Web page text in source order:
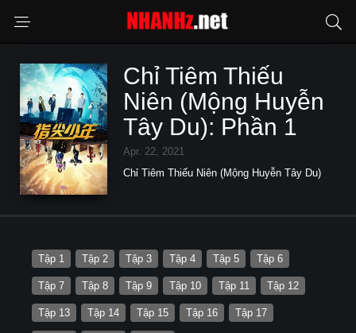
Chỉ Tiêm Thiếu
Niên (Mộng Huyễn
Tây Du): Phần 1
Apr. 22, 2021
Chỉ Tiêm Thiếu Niên (Mộng Huyễn Tây Du)
Tập 1 Tập 2 Tập 3 Tập 4 Tập 5 Tập 6
Tập 7 Tập 8 Tập 9 Tập 10 Tập 11 Tập 12
Tập 13 Tập 14 Tập 15 Tập 16 Tập 17